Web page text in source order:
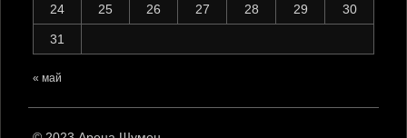
24 25 26 27 28 29 30
31
« май